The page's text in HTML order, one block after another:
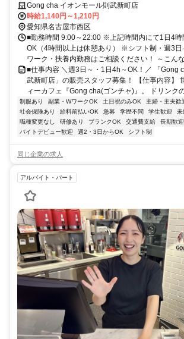
にもオススメしましょう♪
Gong cha イオンモール則武新町店
時給1,140円～1,210円
愛知県名古屋市西区
■勤務時間 9:00～22:00 ※上記時間内にて1日4時
OK（4時間以上は休憩あり） ※シフト制・週3
ワーク・扶養内勤務はご相談ください！ ～こん
■仕事内容 ＼週3日～・1日4h～OK！／ 「Gong
武新町店」の販売スタッフ募集！ 【仕事内容】
ィーカフェ『Gong cha(ゴンチャ)』。 ドリンク
制服あり 副業・WワークOK 土日祝のみOK 主婦・主夫歓
社会保険あり
給料前払いOK 急募 学歴不問 学生歓迎
未
職種変更なし
研修あり ブランクOK 交通費支給 長期歓迎
バイトデビュー歓迎
週2・3日からOK シフト制
同じ企業の求人
アルバイト・パート